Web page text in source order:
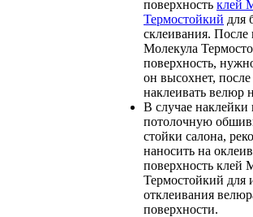
поверхность клей
Термостойкий для
склеивания. После
Молекула
поверхность,
он высохнет,
наклеивать велюр
В случае
потолочную
стойки салона,
наносить на
поверхность клей
Термостойкий для
отклеивания
поверхности.